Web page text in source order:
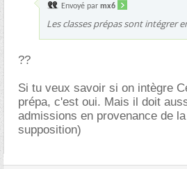
Envoyé par mx6
Les classes prépas sont intégrer
??
Si tu veux savoir si on intègre
prépa, c'est oui. Mais il doit
admissions en provenance de
supposition)